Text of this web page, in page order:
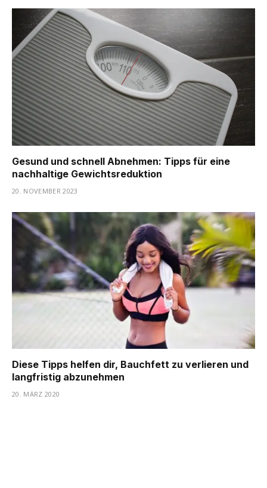
Gesund und schnell Abnehmen: Tipps für eine
nachhaltige Gewichtsreduktion
20. NOVEMBER 2023
Diese Tipps helfen dir, Bauchfett zu verlieren und
langfristig abzunehmen
20. MÄRZ 2020